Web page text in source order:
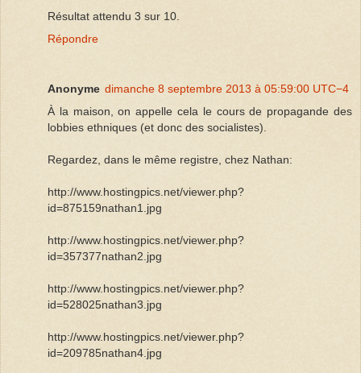
Résultat attendu 3 sur 10.
Répondre
Anonyme dimanche 8 septembre 2013 à 05:59:00 UTC−4
À la maison, on appelle cela le cours de propagande des
lobbies ethniques (et donc des socialistes).
Regardez, dans le même registre, chez Nathan:
http://www.hostingpics.net/viewer.php?
id=875159nathan1.jpg
http://www.hostingpics.net/viewer.php?
id=357377nathan2.jpg
http://www.hostingpics.net/viewer.php?
id=528025nathan3.jpg
http://www.hostingpics.net/viewer.php?
id=209785nathan4.jpg